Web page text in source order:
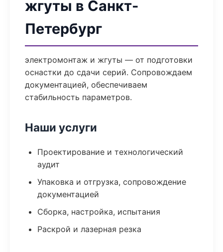
жгуты в Санкт-
Петербург
электромонтаж и жгуты — от подготовки
оснастки до сдачи серий. Сопровождаем
документацией, обеспечиваем
стабильность параметров.
Наши услуги
Проектирование и технологический
аудит
Упаковка и отгрузка, сопровождение
документацией
Сборка, настройка, испытания
Раскрой и лазерная резка